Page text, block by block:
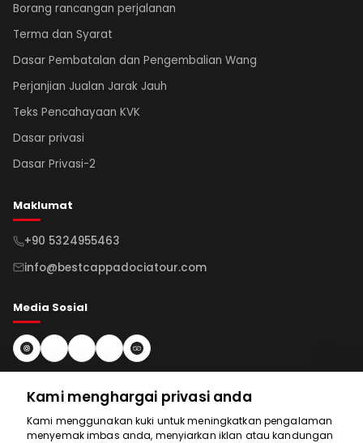
Borang rancangan perjalanan
Terma dan Syarat
Dasar Pembatalan dan Pengembalian Wang
Perjanjian Jualan Jarak Jauh
Teks Pencahayaan KVK
Dasar privasi
Dasar Privasi-2
Maklumat
+90 5324955463
info@bestcappadociatour.com
Media Sosial
Langgan Surat Berita
Langgan
Kami menghargai privasi anda
Kami menggunakan kuki untuk meningkatkan pengalaman
menyemak imbas anda, menyiarkan iklan atau kandungan